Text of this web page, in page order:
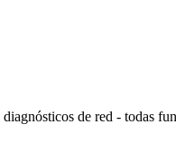
de red - todas